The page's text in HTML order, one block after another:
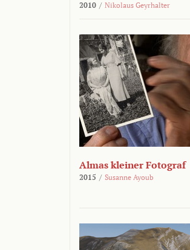
2010 / Nikolaus Geyrhalter
Almas kleiner Fotograf
2015 / Susanne Ayoub